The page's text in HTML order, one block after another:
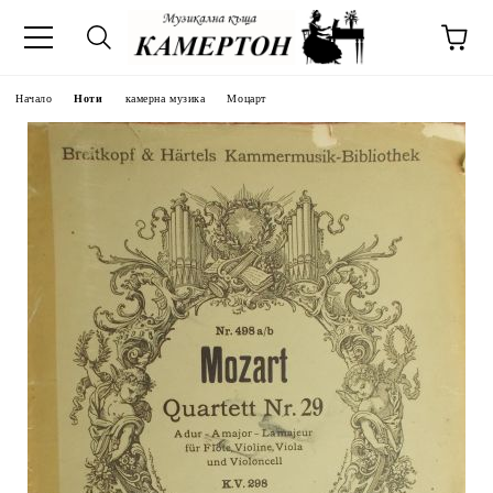
Начало Ноти камерна музика Моцарт